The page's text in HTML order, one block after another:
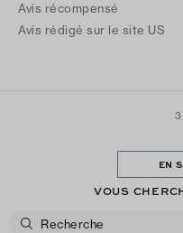
Avis récompensé
Avis rédigé sur le site US
EN
VOUS